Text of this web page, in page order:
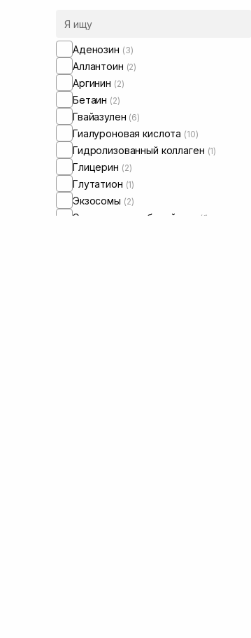
микробиомом
(1)
Аденозин (3)
Аллантоин (2)
Аргинин (2)
Бетаин (2)
Гвайазулен (6)
Гиалуроновая кислота (10)
Гидролизованный коллаген (1)
Глицерин (2)
Глутатион (1)
Экзосомы (2)
Экстракт коры белой ивы (1)